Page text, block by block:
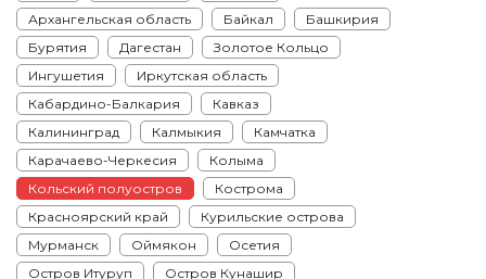
Архангельская область
Байкал
Башкирия
Бурятия
Дагестан
Золотое Кольцо
Ингушетия
Иркутская область
Кабардино-Балкария
Кавказ
Калининград
Калмыкия
Камчатка
Карачаево-Черкесия
Колыма
Кольский полуостров
Кострома
Красноярский край
Курильские острова
Мурманск
Оймякон
Осетия
Остров Итуруп
Остров Кунашир